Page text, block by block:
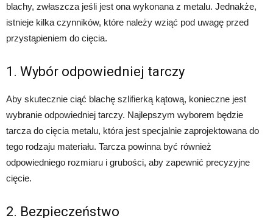
blachy, zwłaszcza jeśli jest ona wykonana z metalu. Jednakże,
istnieje kilka czynników, które należy wziąć pod uwagę przed
przystąpieniem do cięcia.
1. Wybór odpowiedniej tarczy
Aby skutecznie ciąć blachę szlifierką kątową, konieczne jest
wybranie odpowiedniej tarczy. Najlepszym wyborem będzie
tarcza do cięcia metalu, która jest specjalnie zaprojektowana do
tego rodzaju materiału. Tarcza powinna być również
odpowiedniego rozmiaru i grubości, aby zapewnić precyzyjne
cięcie.
2. Bezpieczeństwo